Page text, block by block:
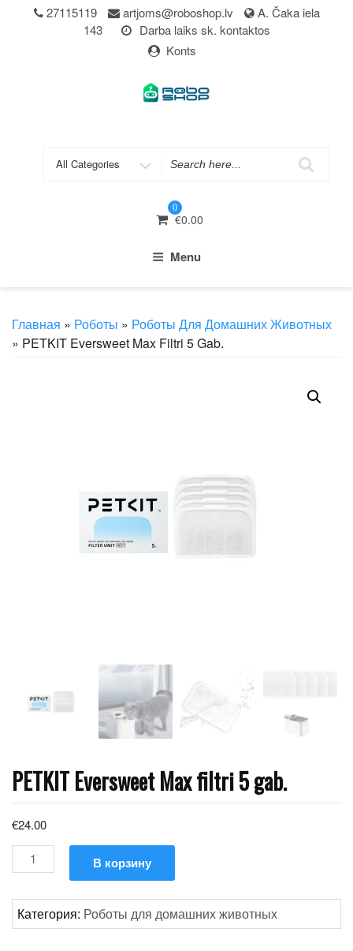
27115119 artjoms@roboshop.lv
A. Čaka iela
143
Darba laiks sk. kontaktos
Konts
0
€0.00
Menu
Главная » Роботы » Роботы Для Домашних Животных
» PETKIT Eversweet Max Filtri 5 Gab.
PETKIT Eversweet Max filtri 5 gab.
€24.00
Количество
товара
Eversweet
Max
В корзину
Категория: Роботы для домашних животных